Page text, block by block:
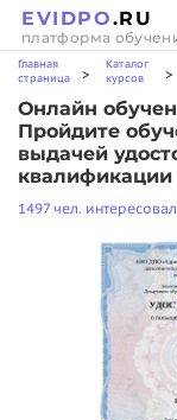
EVIDPO.RU
платформа
Главная
страница
>
Каталог
курсов
>
Онлайн
Пройдите
выдачей
квалификации
1497 чел.